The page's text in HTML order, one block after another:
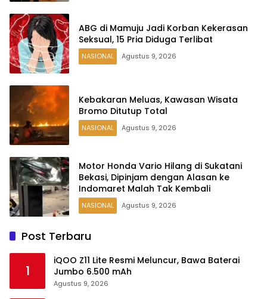
ABG di Mamuju Jadi Korban Kekerasan
Seksual, 15 Pria Diduga Terlibat
NASIONAL Agustus 9, 2026
Kebakaran Meluas, Kawasan Wisata
Bromo Ditutup Total
NASIONAL Agustus 9, 2026
Motor Honda Vario Hilang di Sukatani
Bekasi, Dipinjam dengan Alasan ke
Indomaret Malah Tak Kembali
NASIONAL Agustus 9, 2026
Post Terbaru
1
iQOO Z11 Lite Resmi Meluncur, Bawa Baterai
Jumbo 6.500 mAh
Agustus 9, 2026